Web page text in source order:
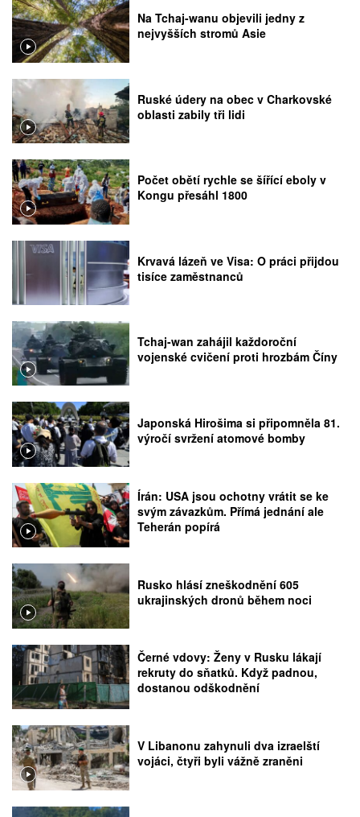
Na Tchaj-wanu objevili jedny z
nejvyšších stromů Asie
Ruské údery na obec v Charkovské
oblasti zabily tři lidi
Počet obětí rychle se šířící eboly v
Kongu přesáhl 1800
Krvavá lázeň ve Visa: O práci přijdou
tisíce zaměstnanců
Tchaj-wan zahájil každoroční
vojenské cvičení proti hrozbám Číny
Japonská Hirošima si připomněla 81.
výročí svržení atomové bomby
Írán: USA jsou ochotny vrátit se ke
svým závazkům. Přímá jednání ale
Teherán popírá
Rusko hlásí zneškodnění 605
ukrajinských dronů během noci
Černé vdovy: Ženy v Rusku lákají
rekruty do sňatků. Když padnou,
dostanou odškodnění
V Libanonu zahynuli dva izraelští
vojáci, čtyři byli vážně zraněni